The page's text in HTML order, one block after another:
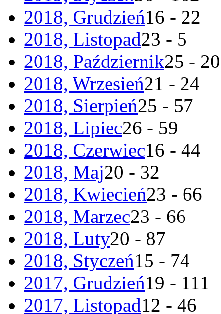
2018, Grudzień16 - 22
2018, Listopad23 - 5
2018, Październik25 - 20
2018, Wrzesień21 - 24
2018, Sierpień25 - 57
2018, Lipiec26 - 59
2018, Czerwiec16 - 44
2018, Maj20 - 32
2018, Kwiecień23 - 66
2018, Marzec23 - 66
2018, Luty20 - 87
2018, Styczeń15 - 74
2017, Grudzień19 - 111
2017, Listopad12 - 46